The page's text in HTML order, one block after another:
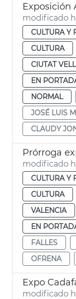
modificado
CULTURA Y
CULTURA
CIUTAT
EN
NORMAL
JOSÉ LUIS
CLAUDY
Prórroga
modificado
CULTURA Y
CULTURA
VALENCIA
EN
FALLES
OFRENA
Expo
modificado